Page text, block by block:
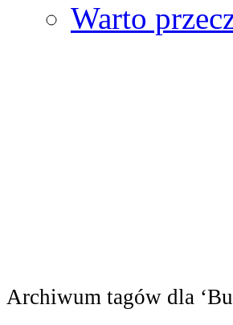
Warto
Archiwum tagów dla